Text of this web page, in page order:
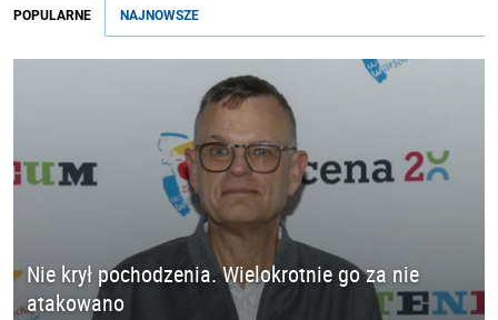
POPULARNE NAJNOWSZE
Nie krył pochodzenia. Wielokrotnie go za nie
atakowano